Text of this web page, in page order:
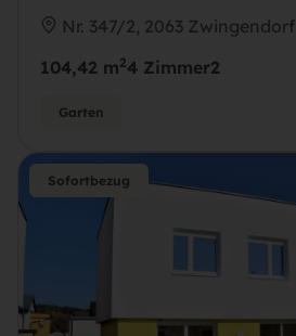
Nr. 347/2, 2063 Zwingendorf
104,42 m24 Zimmer2
Garten
Sofortbezug